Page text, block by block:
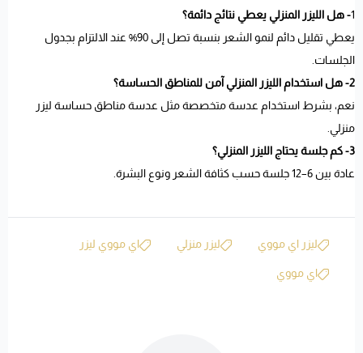
1- هل الليزر المنزلي يعطي نتائج دائمة؟
يعطي تقليل دائم لنمو الشعر بنسبة تصل إلى 90% عند الالتزام بجدول
الجلسات.
2- هل استخدام الليزر المنزلي آمن للمناطق الحساسة؟
نعم، بشرط استخدام عدسة متخصصة مثل عدسة مناطق حساسة ليزر
منزلي.
3- كم جلسة يحتاج الليزر المنزلي؟
عادة بين 6–12 جلسة حسب كثافة الشعر ونوع البشرة.
ليزر اي مووي ليزر منزلي اي مووي ليزر
اي مووي